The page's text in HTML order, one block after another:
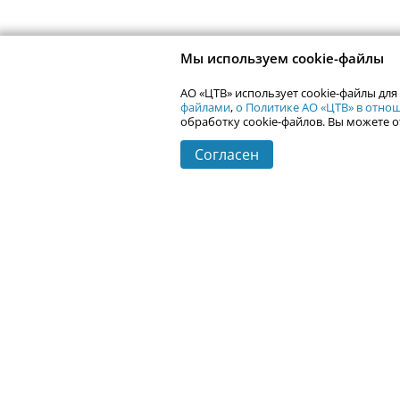
Мы используем cookie-файлы
АО «ЦТВ» использует cookie-файлы
файлами,о Политике АО «ЦТВ» в
обработку cookie-файлов. Вы можете
Согласен